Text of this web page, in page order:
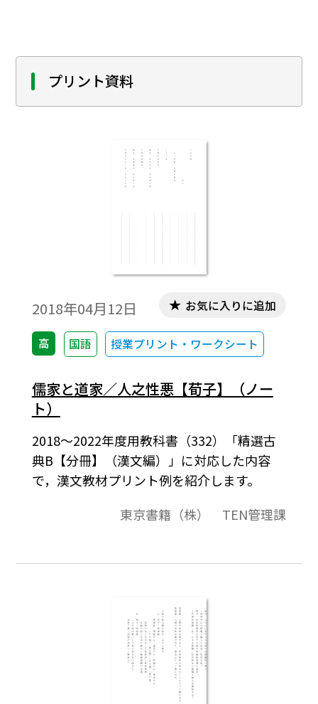
プリント資料
2018年04月12日
高 国語 授業プリント・ワークシート
お気に入りに追加
儒家と道家／人之性悪【荀子】（ノー
ト）
2018～2022年度用教科書（332）「精選古
典B【分冊】（漢文編）」に対応した内容
で，漢文教材プリント例を紹介します。
東京書籍（株） TEN管理課